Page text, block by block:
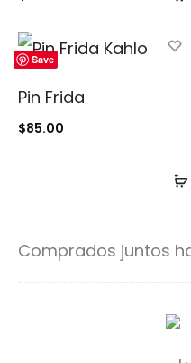
Save
Pin Frida
$85.00
Comprados juntos